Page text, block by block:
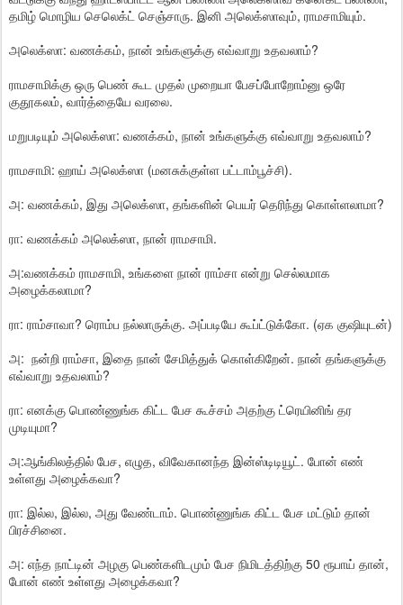
தமிழ் மொழிய செலெக்ட் செஞ்சாரு. இனி அலெக்ஸாவும், ராமசாமியும்.
அலெக்ஸா: வணக்கம், நான் உங்களுக்கு எவ்வாறு உதவலாம்?
ராமசாமிக்கு ஒரு பெண் கூட முதல் முறையா பேசப்போறோம்னு ஒரே
குதூகலம், வார்த்தையே வரலை.
மறுபடியும் அலெக்ஸா: வணக்கம், நான் உங்களுக்கு எவ்வாறு உதவலாம்?
ராமசாமி: ஹாய் அலெக்ஸா (மனசுக்குள்ள பட்டாம்பூச்சி).
அ: வணக்கம், இது அலெக்ஸா, தங்களின் பெயர் தெரிந்து கொள்ளலாமா?
ரா: வணக்கம் அலெக்ஸா, நான் ராமசாமி.
அ:வணக்கம் ராமசாமி, உங்களை நான் ராம்சா என்று செல்லமாக
அழைக்கலாமா?
ரா: ராம்சாவா? ரொம்ப நல்லாருக்கு. அப்படியே கூப்ட்டுக்கோ. (ஏக குஷியுடன்)
அ: நன்றி ராம்சா, இதை நான் சேமித்துக் கொள்கிறேன். நான் தங்களுக்கு
எவ்வாறு உதவலாம்?
ரா: எனக்கு பொண்ணுங்க கிட்ட பேச கூச்சம் அதற்கு ட்ரெயினிங் தர
முடியுமா?
அ:ஆங்கிலத்தில் பேச, எழுத, விவேகானந்த இன்ஸ்டிடியூட். போன் எண்
உள்ளது அழைக்கவா?
ரா: இல்ல, இல்ல, அது வேண்டாம். பொண்ணுங்க கிட்ட பேச மட்டும் தான்
பிரச்சினை.
அ: எந்த நாட்டின் அழகு பெண்களிடமும் பேச நிமிடத்திற்கு 50 ரூபாய் தான்,
போன் எண் உள்ளது அழைக்கவா?